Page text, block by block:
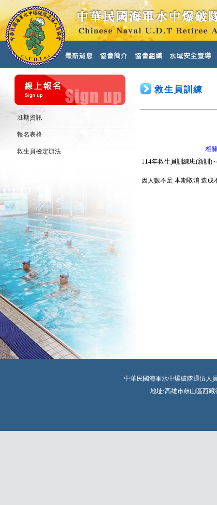
班期資訊
報名表格
救生員檢定辦法
救生員訓練
相
114年救生員訓練班(新訓)
因人數不足 本期取消 造成
中華民國海軍水中爆破隊退伍人
地址:高雄市鼓山區西藏